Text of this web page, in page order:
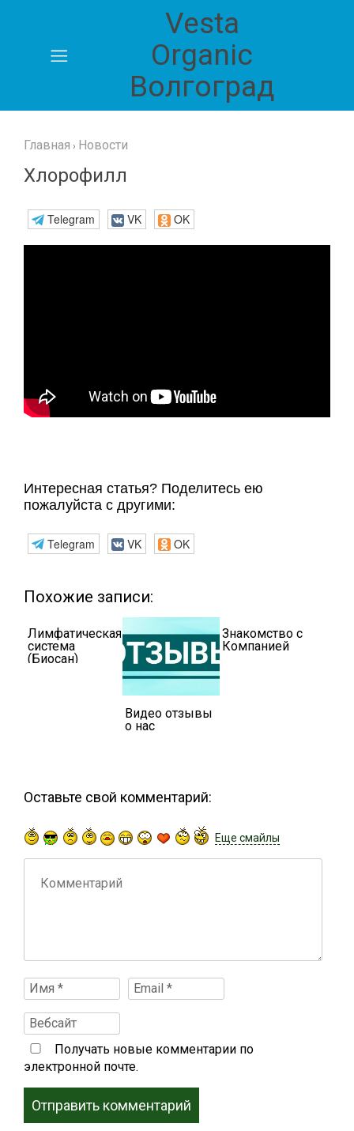
продукции
Карта
сайта
Vesta
Organic
Волгоград
Главная › Новости
Хлорофилл
Telegram VK OK
Интересная статья? Поделитесь ею
пожалуйста с другими:
Telegram VK OK
Похожие записи:
Лимфатическая
система
(Биосан)
Видео отзывы
о нас
Знакомство с
Компанией
Оставьте свой комментарий:
Еще смайлы
Получать новые комментарии по
электронной почте.